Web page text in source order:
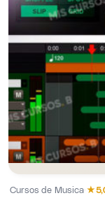
Cursos de Musica·★